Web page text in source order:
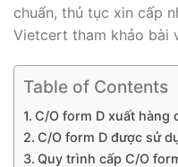
chuẩn, thủ tục xin cấp
Vietcert tham khảo bài
Table of Contents
C/O form D xuất hàng
C/O form D được sử
Quy trình cấp C/O